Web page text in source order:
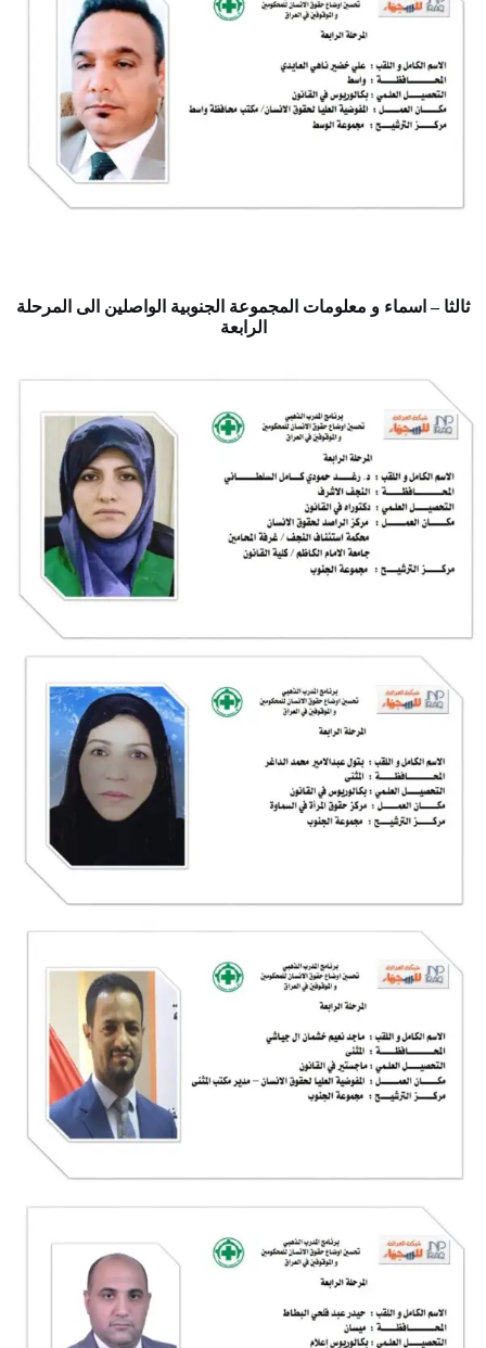
ثالثا – اسماء و معلومات المجموعة الجنوبية الواصلين الى المرحلة
الرابعة